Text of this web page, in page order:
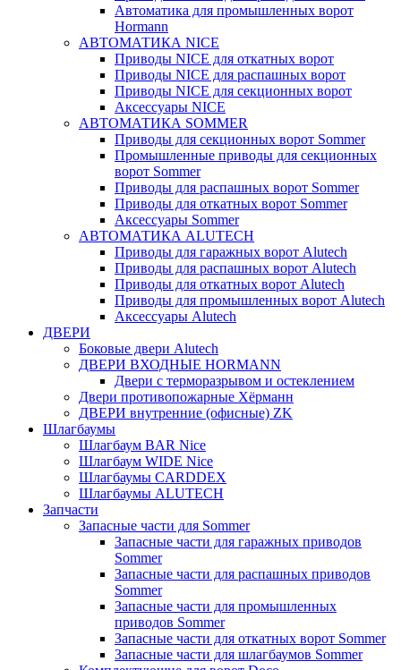
Автоматика для промышленных ворот
Hormann
АВТОМАТИКА NICE
Приводы NICE для откатных ворот
Приводы NICE для распашных ворот
Приводы NICE для секционных ворот
Аксессуары NICE
АВТОМАТИКА SOMMER
Приводы для секционных ворот Sommer
Промышленные приводы для секционных
ворот Sommer
Приводы для распашных ворот Sommer
Приводы для откатных ворот Sommer
Аксессуары Sommer
АВТОМАТИКА ALUTECH
Приводы для гаражных ворот Alutech
Приводы для распашных ворот Alutech
Приводы для откатных ворот Alutech
Приводы для промышленных ворот Alutech
Аксессуары Alutech
ДВЕРИ
Боковые двери Alutech
ДВЕРИ ВХОДНЫЕ HORMANN
Двери с терморазрывом и остеклением
Двери противопожарные Хёрманн
ДВЕРИ внутренние (офисные) ZK
Шлагбаумы
Шлагбаум BAR Nice
Шлагбаум WIDE Nice
Шлагбаумы CARDDEX
Шлагбаумы ALUTECH
Запчасти
Запасные части для Sommer
Запасные части для гаражных приводов
Sommer
Запасные части для распашных приводов
Sommer
Запасные части для промышленных
приводов Sommer
Запасные части для откатных ворот Sommer
Запасные части для шлагбаумов Sommer